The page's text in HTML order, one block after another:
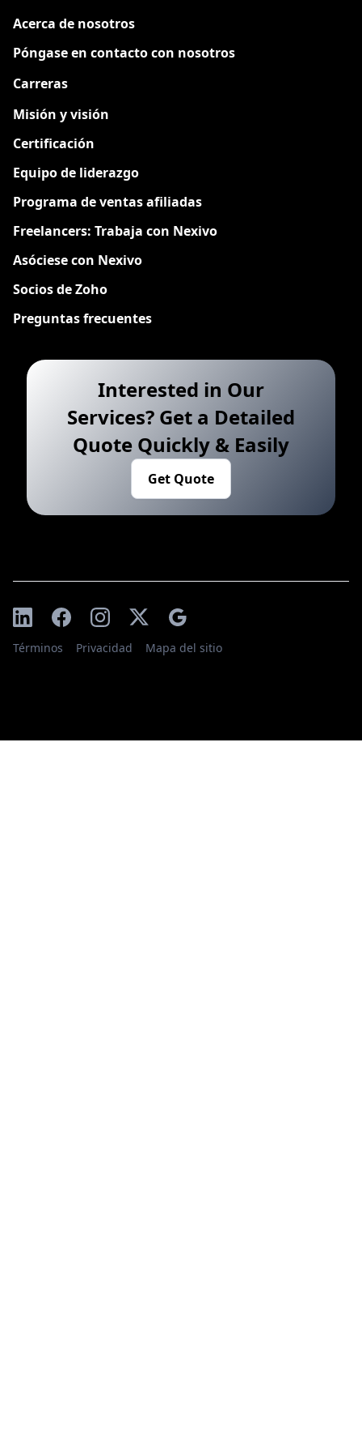
Acerca de nosotros
Póngase en contacto con nosotros
Carreras
Misión y visión
Certificación
Equipo de liderazgo
Programa de ventas afiliadas
Freelancers: Trabaja con Nexivo
Asóciese con Nexivo
Socios de Zoho
Preguntas frecuentes
Interested in Our
Services? Get a Detailed
Quote Quickly & Easily
Get Quote
Términos Privacidad Mapa del sitio